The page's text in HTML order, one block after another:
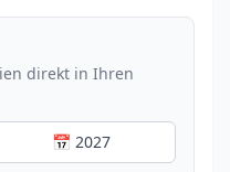
direkt in Ihren
📅 2027